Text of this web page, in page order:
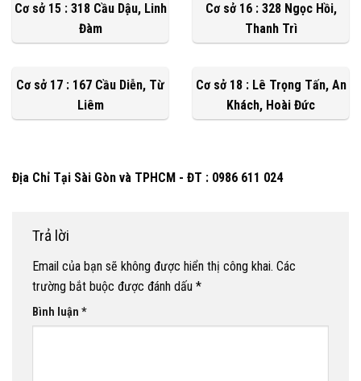
Cơ sở 15 : 318 Cầu Dậu, Linh
Đàm
Cơ sở 16 : 328 Ngọc Hồi,
Thanh Trì
Cơ sở 17 : 167 Cầu Diễn, Từ
Liêm
Cơ sở 18 : Lê Trọng Tấn, An
Khách, Hoài Đức
Địa Chỉ Tại Sài Gòn và TPHCM - ĐT : 0986 611 024
Trả lời
Email của bạn sẽ không được hiển thị công khai. Các
trường bắt buộc được đánh dấu *
Bình luận *